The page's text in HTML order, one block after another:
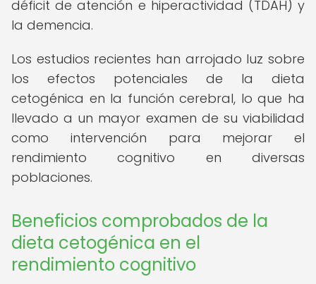
déficit de atención e hiperactividad (TDAH) y
la demencia.
Los estudios recientes han arrojado luz sobre
los efectos potenciales de la dieta
cetogénica en la función cerebral, lo que ha
llevado a un mayor examen de su viabilidad
como intervención para mejorar el
rendimiento cognitivo en diversas
poblaciones.
Beneficios comprobados de la
dieta cetogénica en el
rendimiento cognitivo